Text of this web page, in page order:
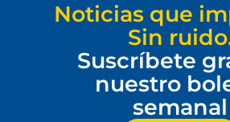
Noticias que
Sin
Suscríbete
nuestro
semanal